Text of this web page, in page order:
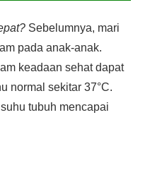
Sebelumnya, mari
pada anak-anak.
keadaan sehat dapat
normal sekitar 37°C.
tubuh mencapai